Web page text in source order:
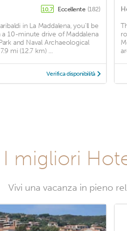
10,7 Eccellente (182)
in La Maddalena, you'll be
10-minute drive of Maddalena
and Naval Archaeological
mi (12.7 km) ...
Verifica disponibilità
I migliori
Vivi una vacanza in pieno